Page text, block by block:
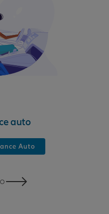
auto
Auto